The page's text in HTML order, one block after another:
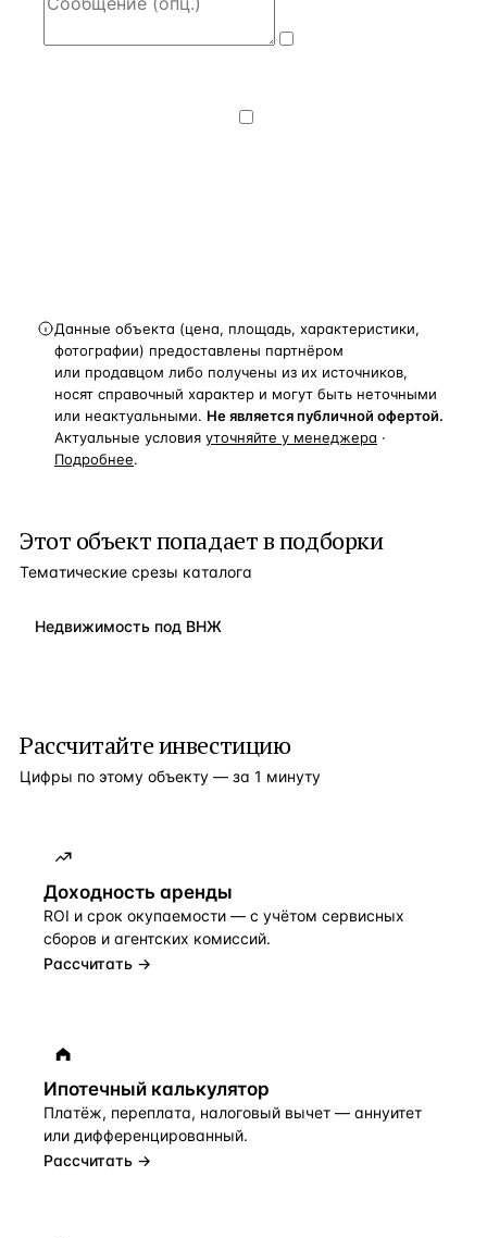
Данные объекта (цена, площадь, характеристики,
фотографии) предоставлены партнёром
или продавцом либо получены из их источников,
носят справочный характер и могут быть неточными
или неактуальными. Не является публичной офертой.
Актуальные условия уточняйте у менеджера ·
Подробнее.
Этот объект попадает в подборки
Тематические срезы каталога
Недвижимость под ВНЖ
Рассчитайте инвестицию
Цифры по этому объекту — за 1 минуту
Доходность аренды
ROI и срок окупаемости — с учётом сервисных
сборов и агентских комиссий.
Рассчитать →
Ипотечный калькулятор
Платёж, переплата, налоговый вычет — аннуитет
или дифференцированный.
Рассчитать →